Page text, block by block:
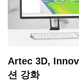
Artec 3D,
션 강화